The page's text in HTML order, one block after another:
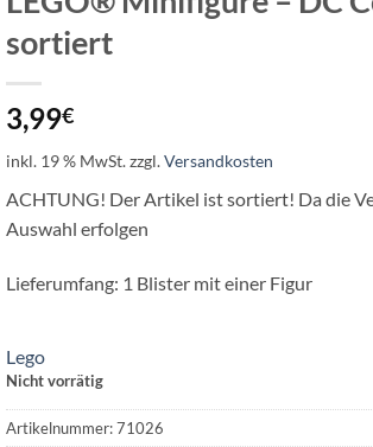
sortiert
3,99€
inkl. 19 % MwSt.zzgl.Versandkosten
ACHTUNG! Der Artikel ist sortiert! Da die
Auswahl erfolgen
Lieferumfang: 1 Blister mit einer Figur
Lego
Nicht vorrätig
Artikelnummer:71026